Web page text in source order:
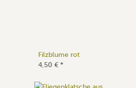
Filzblume rot
4,50 € *